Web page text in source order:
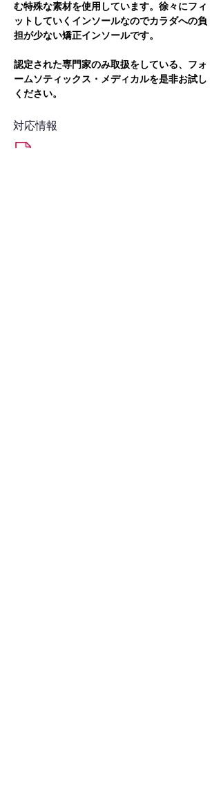
む特殊な素材を使用しています。徐々にフィ
ットしていくインソールなのでカラダへの負
担が少ない矯正インソールです。
認定された専門家のみ取扱をしている、フォ
ームソティックス・メディカルを是非お試し
ください。
対応情報